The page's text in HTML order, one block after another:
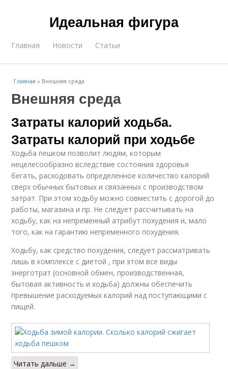
Идеальная фигура
Главная Новости Статьи
Главная » Внешняя среда
Внешняя среда
Затраты калорий ходьба.
Затраты калорий при ходьбе
Ходьба пешком позволит людям, которым
нецелесообразно вследствие состояния здоровья
бегать, расходовать определенное количество калорий
сверх обычных бытовых и связанных с производством
затрат. При этом ходьбу можно совместить с дорогой до
работы, магазина и пр. Не следует рассчитывать на
ходьбу, как на непременный атрибут похудения и, мало
того, как на гарантию непременного похудения.
Ходьбу, как средство похудения, следует рассматривать
лишь в комплексе с диетой , при этом все виды
энерготрат (основной обмен, производственная,
бытовая активность и ходьба) должны обеспечить
превышение расходуемых калорий над поступающими с
пищей.
Читать дальше →